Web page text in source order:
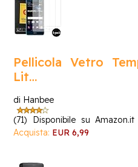
Pellicola Vetro
Lit…
di Hanbee
(71) Disponibile su
Acquista: EUR 6,99